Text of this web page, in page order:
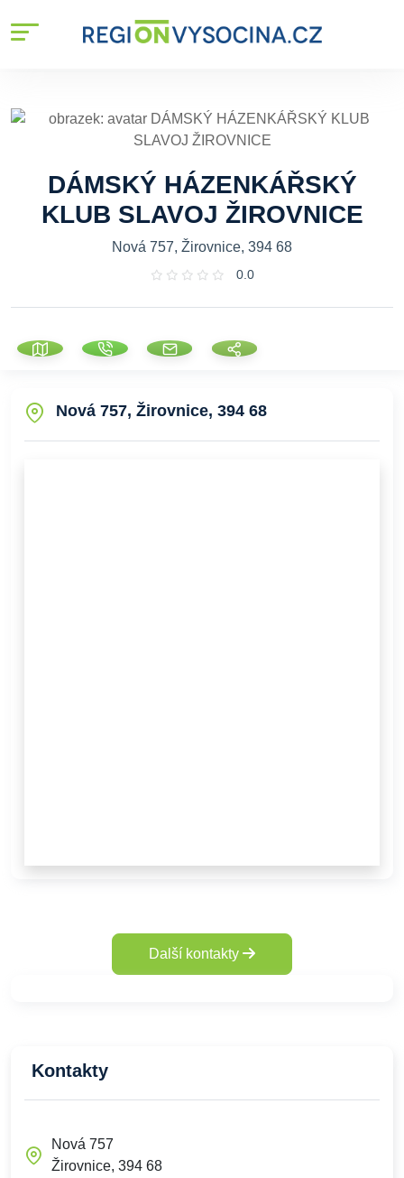
DÁMSKÝ HÁZENKÁŘSKÝ
KLUB SLAVOJ ŽIROVNICE
Nová 757, Žirovnice, 394 68
0.0
Nová 757, Žirovnice, 394 68
Další kontakty
Kontakty
Nová 757
Žirovnice, 394 68